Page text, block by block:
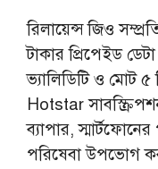
রিলায়েন্স জিও
টাকার প্রিপেইড
ভ্যালিডিটি ও মোট ৫
Hotstar
ব্যাপার,
পরিষেবা উপভোগ